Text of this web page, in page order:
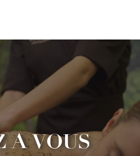
A VOUS